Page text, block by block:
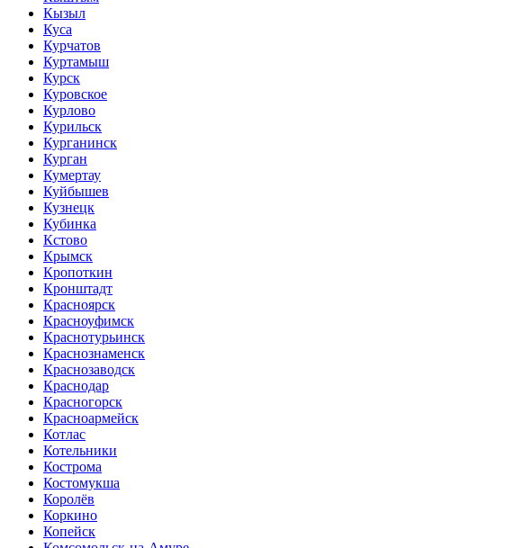
Кызыл
Куса
Курчатов
Куртамыш
Курск
Куровское
Курлово
Курильск
Курганинск
Курган
Кумертау
Куйбышев
Кузнецк
Кубинка
Кстово
Крымск
Кропоткин
Кронштадт
Красноярск
Красноуфимск
Краснотурьинск
Краснознаменск
Краснозаводск
Краснодар
Красногорск
Красноармейск
Котлас
Котельники
Кострома
Костомукша
Королёв
Коркино
Копейск